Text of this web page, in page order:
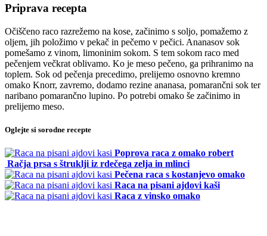
Priprava recepta
Očiščeno raco razrežemo na kose, začinimo s soljo, pomažemo z
oljem, jih položimo v pekač in pečemo v pečici. Ananasov sok
pomešamo z vinom, limoninim sokom. S tem sokom raco med
pečenjem večkrat oblivamo. Ko je meso pečeno, ga prihranimo na
toplem. Sok od pečenja precedimo, prelijemo osnovno kremno
omako Knorr, zavremo, dodamo rezine ananasa, pomarančni sok ter
naribano pomarančno lupino. Po potrebi omako še začinimo in
prelijemo meso.
Oglejte si sorodne recepte
Poprova raca z omako robert
Račja prsa s štruklji iz rdečega zelja in mlinci
Pečena raca s kostanjevo omako
Raca na pisani ajdovi kaši
Raca z vinsko omako